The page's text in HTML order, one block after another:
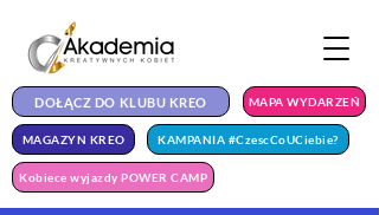
DOŁĄCZ DO KLUBU KREO
MAGAZYN KREO KAMPANIA #CzescCoUCiebie?
Kobiece wyjazdy POWER CAMP
MAPA WYDARZEŃ